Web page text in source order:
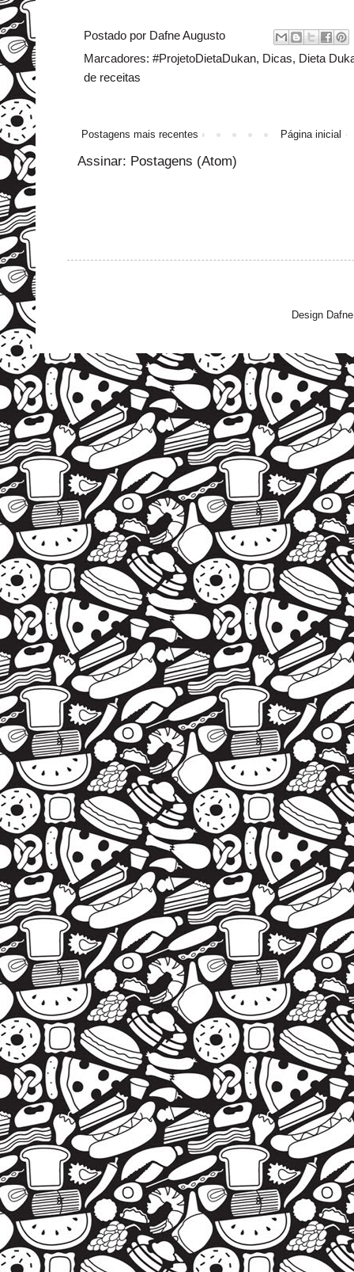
Postado por Dafne Augusto
Marcadores: #ProjetoDietaDukan, Dicas, Dieta
de receitas
Postagens mais recentes Página inicial
Assinar: Postagens (Atom)
Design